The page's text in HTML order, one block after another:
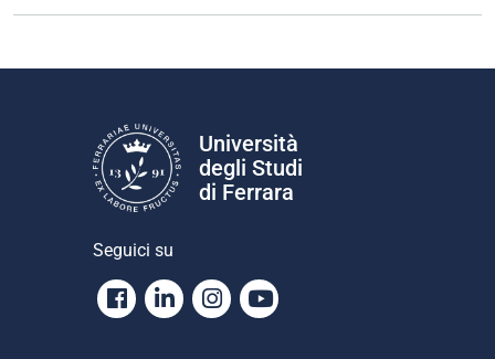
Università
degli Studi
di Ferrara
Seguici su
Facebook
LinkedinInstagram
Youtube